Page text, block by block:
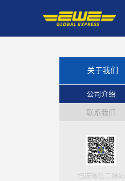
关于我们
公司介绍
联系我们
扫描微信二维码